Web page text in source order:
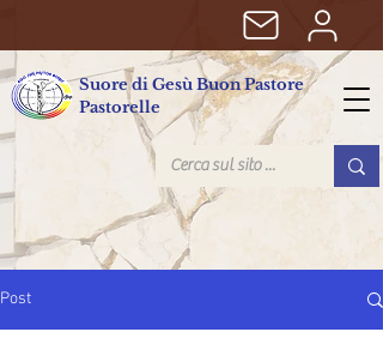
Suore di Gesù Buon Pastore
Pastorelle
Post